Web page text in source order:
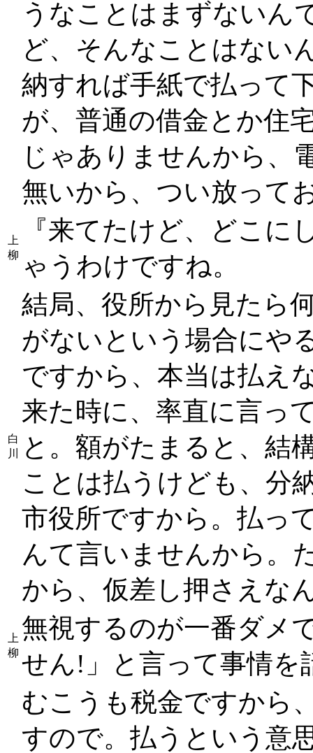
うなことはまずないん
ど、そんなことはない
納すれば手紙で払って
が、普通の借金とか住
じゃありませんから、
無いから、つい放って
上
柳
『来てたけど、どこに
ゃうわけですね。
白
川
結局、役所から見たら
がないという場合にや
ですから、本当は払え
来た時に、率直に言っ
と。額がたまると、結
ことは払うけども、分
市役所ですから。払っ
んて言いませんから。
から、仮差し押さえな
上
柳
無視するのが一番ダメ
せん!」と言って事情
むこうも税金ですから
すので。払うという意